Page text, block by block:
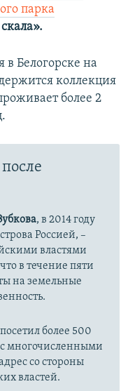
парка
в Белогорске на
коллекция
более 2
, в 2014 году
Россией, –
властями
в течение пяти
на земельные
более 500
многочисленными
со стороны
властей.